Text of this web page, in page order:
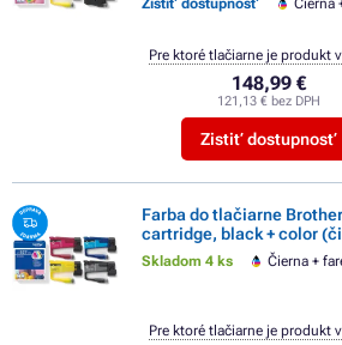
Zistiť dostupnosť Čierna
148,99 €
121,13 € bez DPH
Zistiť dostupnosť
Pre ktoré tlačiarne je produkt
Farba do tlačiarne
cartridge, black + color
Skladom 4 ks Čierna +
Pre ktoré tlačiarne je produkt